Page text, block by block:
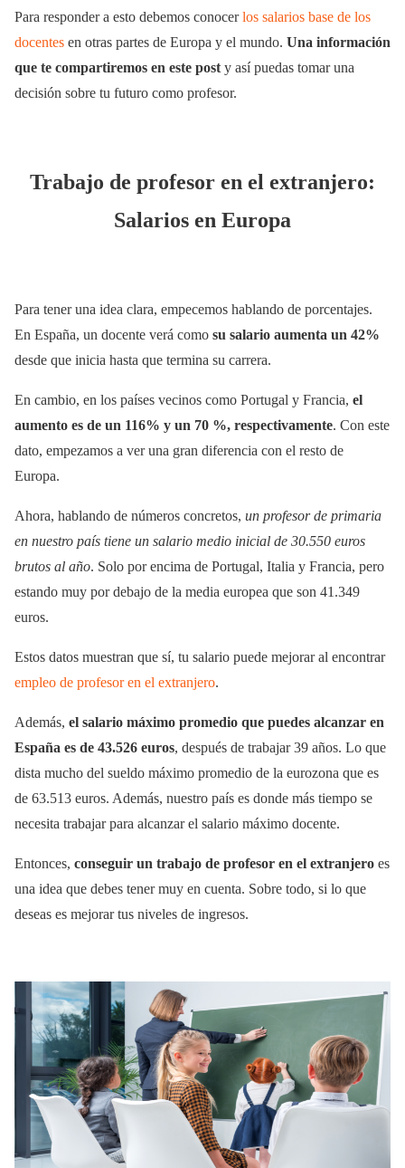
Para responder a esto debemos conocerlos salarios base de los
docentes en otras partes de Europa y el mundo. Una información
que te compartiremos en este post y así puedas tomar una
decisión sobre tu futuro como profesor.
Trabajo de profesor en el extranjero:
Salarios en Europa
Para tener una idea clara, empecemos hablando de porcentajes.
En España, un docente verá como su salario aumenta un 42%
desde que inicia hasta que termina su carrera.
En cambio, en los países vecinos como Portugal y Francia, el
aumento es de un 116% y un 70 %, respectivamente. Con este
dato, empezamos a ver una gran diferencia con el resto de
Europa.
Ahora, hablando de números concretos, un profesor de primaria
en nuestro país tiene un salario medio inicial de 30.550 euros
brutos al año. Solo por encima de Portugal, Italia y Francia, pero
estando muy por debajo de la media europea que son 41.349
euros.
Estos datos muestran que sí, tu salario puede mejorar al encontrar
empleo de profesor en el extranjero.
Además, el salario máximo promedio que puedes alcanzar en
España es de 43.526 euros, después de trabajar 39 años. Lo que
dista mucho del sueldo máximo promedio de la eurozona que es
de 63.513 euros. Además, nuestro país es donde más tiempo se
necesita trabajar para alcanzar el salario máximo docente.
Entonces, conseguir un trabajo de profesor en el extranjero es
una idea que debes tener muy en cuenta. Sobre todo, si lo que
deseas es mejorar tus niveles de ingresos.